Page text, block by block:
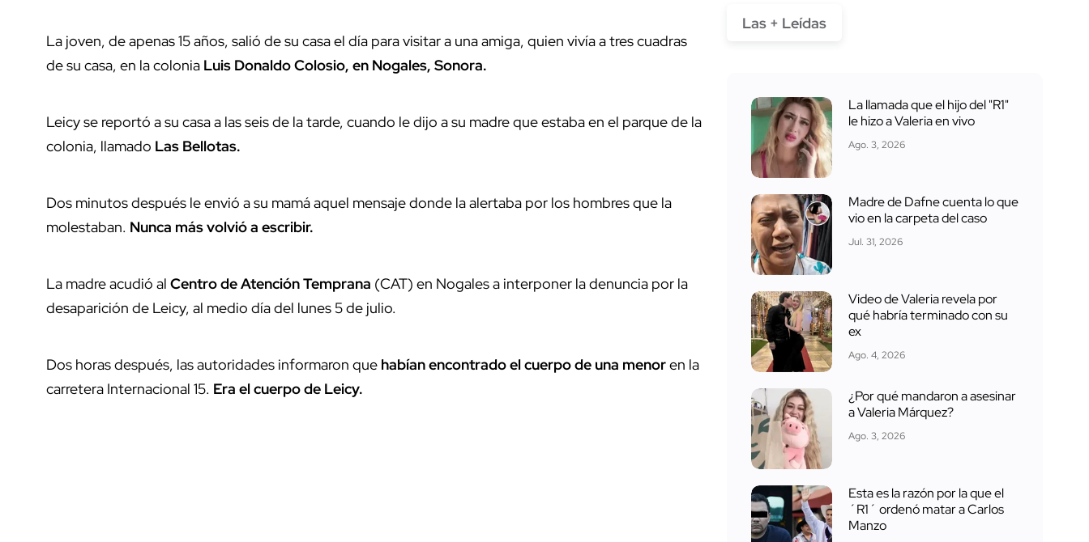
La joven, de apenas 15 años, salió de su casa el día para visitar a una amiga, quien vivía a tres cuadras
de su casa, en la colonia Luis Donaldo Colosio, en Nogales, Sonora.
Leicy se reportó a su casa a las seis de la tarde, cuando le dijo a su madre que estaba en el parque de la
colonia, llamado Las Bellotas.
Dos minutos después le envió a su mamá aquel mensaje donde la alertaba por los hombres que la
molestaban. Nunca más volvió a escribir.
La madre acudió al Centro de Atención Temprana (CAT) en Nogales a interponer la denuncia por la
desaparición de Leicy, al medio día del lunes 5 de julio.
Dos horas después, las autoridades informaron que habían encontrado el cuerpo de una menoren la
carretera Internacional 15. Era el cuerpo de Leicy.
Las + Leídas
La llamada que el hijo del "R1"
le hizo a Valeria en vivo
Ago. 3, 2026
Madre de Dafne cuenta lo que
vio en la carpeta del caso
Jul. 31, 2026
Video de Valeria revela por
qué habría terminado con su
ex
Ago. 4, 2026
¿Por qué mandaron a asesinar
a Valeria Márquez?
Ago. 3, 2026
Esta es la razón por la que el
´R1´ ordenó matar a Carlos
Manzo